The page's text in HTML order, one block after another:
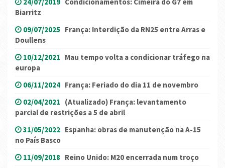
Biarritz
09/07/2025 França: Interdição da RN25 entre Arras e
Doullens
10/12/2021 Mau tempo volta a condicionar tráfego na
europa
06/11/2024 França: Feriado do dia 11 de novembro
02/04/2021 (Atualizado) França: levantamento
parcial de restrições a 5 de abril
31/05/2022 Espanha: obras de manutenção na A-15
no País Basco
11/09/2018 Reino Unido: M20 encerrada num troço